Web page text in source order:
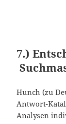
7.)
Hunch (zu
Antwort-
Analysen